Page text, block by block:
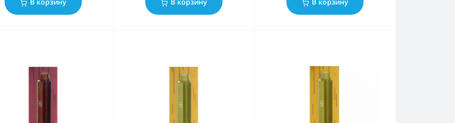
В корзину В корзину В корзину